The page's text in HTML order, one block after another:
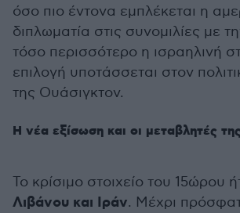
όσο πιο έντονα εμπλέκεται η
διπλωματία στις συνομιλίες με
τόσο περισσότερο η ισραηλινή
επιλογή υποτάσσεται στον
της Ουάσιγκτον.
Η νέα εξίσωση και οι μεταβλητές της
Το κρίσιμο στοιχείο του 15ώρου
Λιβάνου και Ιράν. Μέχρι